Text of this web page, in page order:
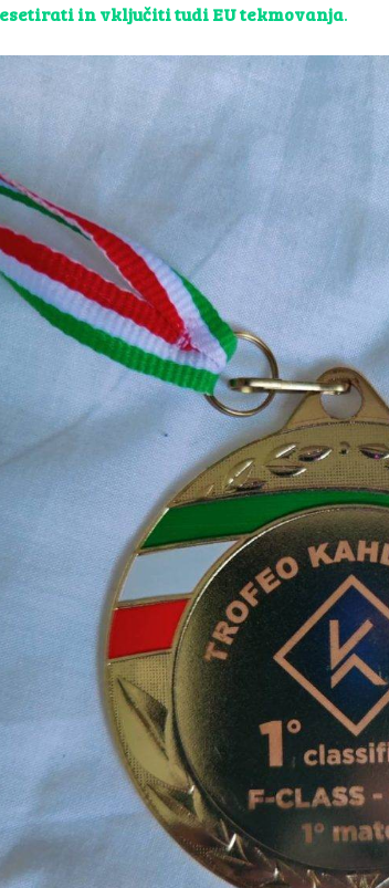
in vključiti tudi EU tekmovanja.